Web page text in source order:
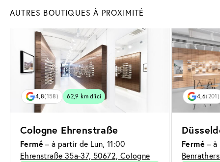
AUTRES BOUTIQUES À PROXIMITÉ
4,8(158) 62,9 km d’ici
Cologne Ehrenstraße
Fermé – à partir de Lun, 11:00
Ehrenstraße 35a-37, 50672, Cologne
4,6(201)
Fermé – à